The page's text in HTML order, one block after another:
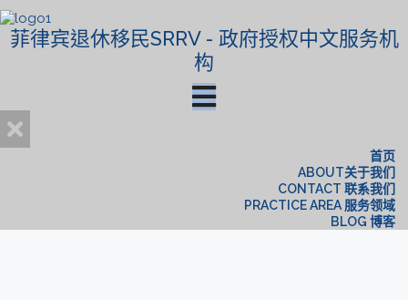
菲律宾退休移民SRRV - 政府授权中文服务机
构
首页
ABOUT关于我们
CONTACT 联系我们
PRACTICE AREA 服务领域
BLOG 博客